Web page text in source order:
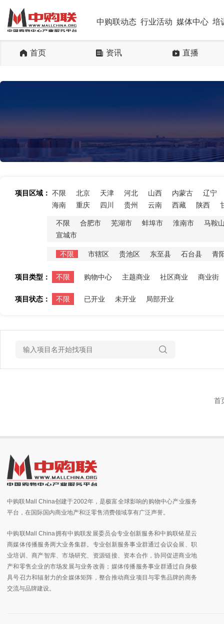
中购联动态 行业活动 媒体中心 培
首页 资讯 直播
项目区域： 不限 北京 天津 河北 山西 内蒙古
辽宁
海南
重庆 四川 贵州 云南 西藏 陕西
不限 合肥市 芜湖市 蚌埠市 淮南市
马鞍
宣城市
不限 市辖区 贵池区 东至县 石台县 青
项目类型： 不限 购物中心 主题商业 社区商业 商业街
项目状态： 不限 已开业 未开业 局部开业
首
中购联Mall China创建于2002年，是极富全球影响的购物中心产业服务
平台，在国际国内商业地产和泛零售消费领域享有广泛声誉。
中购联Mall China拥有中购联发展委员会专业创新服务和中购联铱星云
商媒体传播服务两大业务集群。专业创新服务事业群通过会议会展、职
业培训、商产智库、市场研究、资源链接、资本合作，协同促进商业地
产和零售企业的市场发展与业务改善；媒体传播服务事业群通过自身极
具号召力和辐射力的全媒体矩阵，整合推动商业项目与零售品牌的商务
交流与品牌建设。